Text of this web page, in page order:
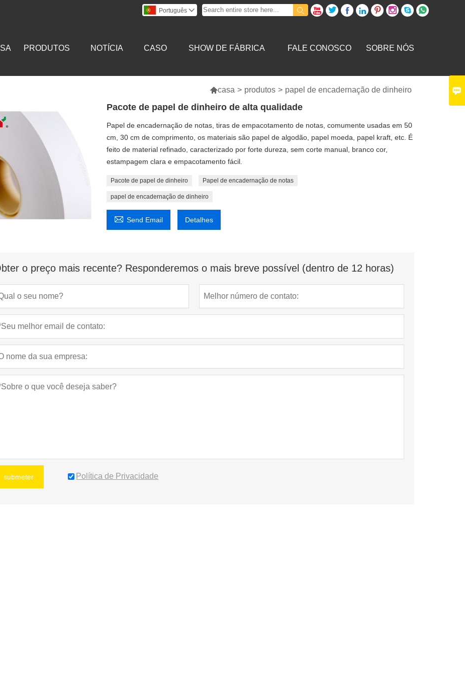
       

Português 
PRODUTOS NOTÍCIA CASO SHOW DE FÁBRICA FALE CONOSCO SOBRE NÓS
casa > produtos > papel de encadernação de dinheiro
Pacote de papel de dinheiro de alta qualidade
Papel de encadernação de notas, tiras de empacotamento de notas, comumente usadas em 50
cm, 30 cm de comprimento, os materiais são papel de algodão, papel moeda, papel kraft, etc. É
feito de material refinado, caracterizado por forte dureza, sem corte manual, branco cor,
estampagem clara e empacotamento fácil.
Pacote de papel de dinheiro Papel de encadernação de notas
papel de encadernação de dinheiro
 Send Email Detalhes
o preço mais recente? Responderemos o mais breve possível (dentro de 12 horas)
submeter Política de Privacidade
